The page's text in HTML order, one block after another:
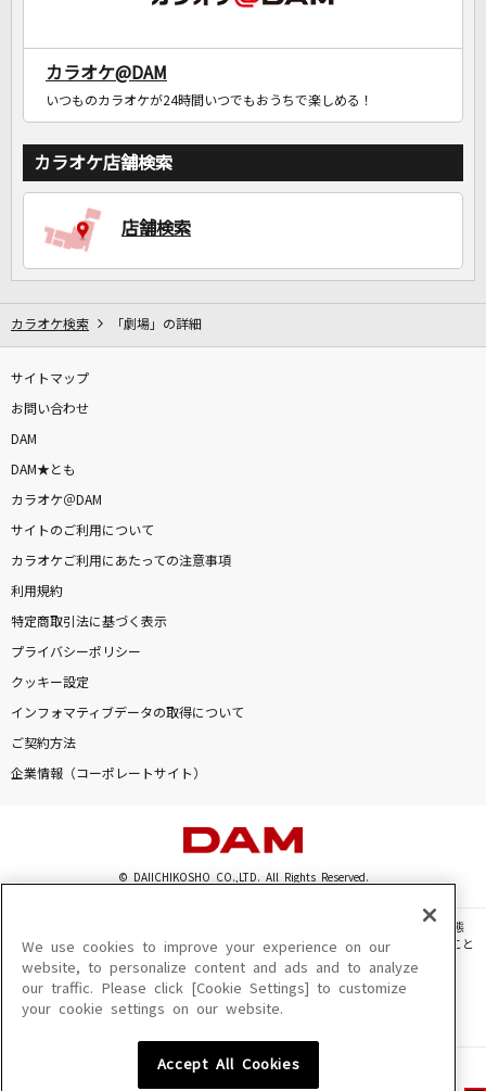
カラオケ@DAM
いつものカラオケが24時間いつでもおうちで楽しめる！
カラオケ店舗検索
店舗検索
カラオケ検索 「劇場」の詳細
サイトマップ
お問い合わせ
DAM
DAM★とも
カラオケ＠DAM
サイトのご利用について
カラオケご利用にあたっての注意事項
利用規約
特定商取引法に基づく表示
プライバシーポリシー
クッキー設定
インフォマティブデータの取得について
ご契約方法
企業情報（コーポレートサイト）
© DAIICHIKOSHO CO.,LTD. All Rights Reserved.
このサイトに掲載されている一切の文章・画像・写真・動画・音声等を、手段や形態
を問わず、著作権法の定める範囲を超えて無断で複製、転載、ファイル化などすること
を禁じます。
楽曲及びコンテンツは、機種によりご利用いただけない場合があります。
楽曲及びコンテンツの配信日、配信内容が変更になる場合があります。
We use cookies to improve your experience on our
website, to personalize content and ads and to analyze
our traffic. Please click [Cookie Settings] to customize
your cookie settings on our website.
Accept All Cookies